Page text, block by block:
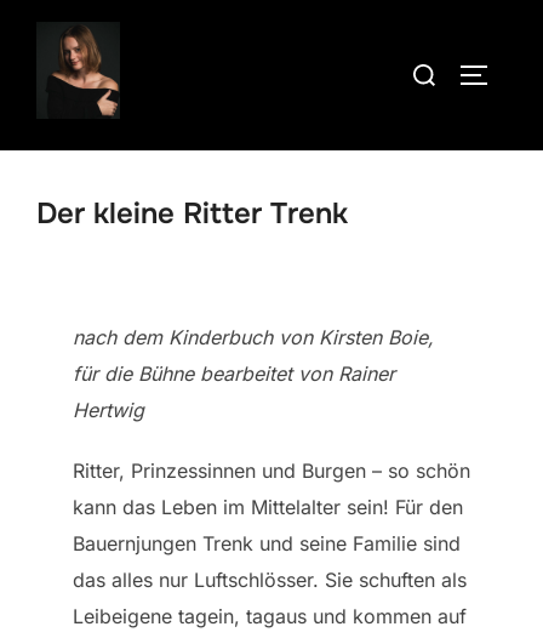
springen
Suchen
Der kleine Ritter Trenk
nach dem Kinderbuch von Kirsten Boie,
für die Bühne bearbeitet von Rainer
Hertwig
Ritter, Prinzessinnen und Burgen – so schön
kann das Leben im Mittelalter sein! Für den
Bauernjungen Trenk und seine Familie sind
das alles nur Luftschlösser. Sie schuften als
Leibeigene tagein, tagaus und kommen auf